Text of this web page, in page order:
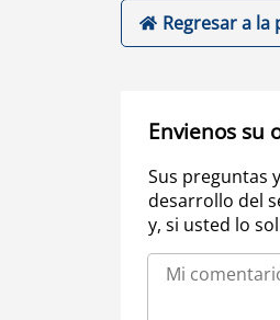
Regresar a la
Envienos su
Sus preguntas
desarrollo del
y, si usted lo